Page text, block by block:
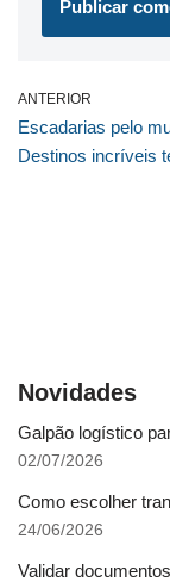
ANTERIOR
Escadarias pelo
Destinos incríveis
Novidades
Galpão logístico
02/07/2026
Como escolher
24/06/2026
Validar